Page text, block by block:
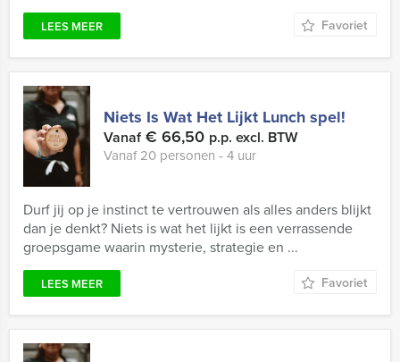
LEES MEER Favoriet
Niets Is Wat Het Lijkt Lunch spel!
Vanaf€ 66,50 p.p. excl. BTW
Vanaf 20 personen ‐ 4 uur
Durf jij op je instinct te vertrouwen als alles anders blijkt
dan je denkt? Niets is wat het lijkt is een verrassende
groepsgame waarin mysterie, strategie en ...
LEES MEER Favoriet